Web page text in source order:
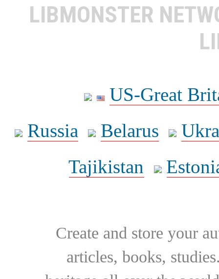
LIBMONSTER
US-Great
Russia
Belarus
Tajikistan
Create and store your
articles, books,